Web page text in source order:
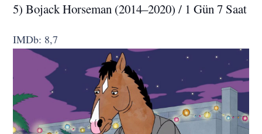
5) Bojack Horseman (2014–2020) / 1 Gün 7 Saat
IMDb: 8,7